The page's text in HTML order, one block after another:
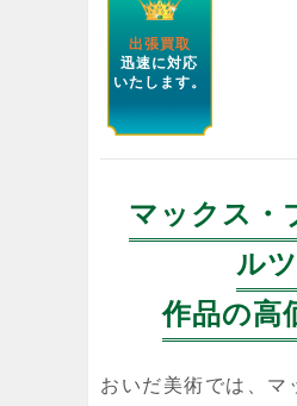
出張買取
迅速に対応
いたします。
マックス・
ルツ
作品の高
おいだ美術では、マ